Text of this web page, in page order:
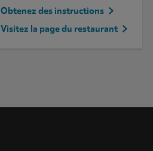
Obtenez des instructions
Visitez la page du restaurant